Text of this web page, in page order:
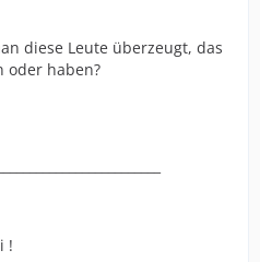
diese Leute überzeugt, das
oder haben?
!